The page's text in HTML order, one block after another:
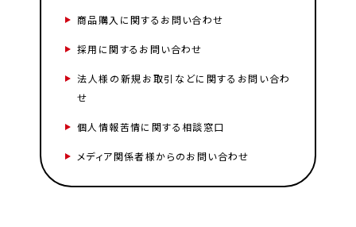
商品購入に関するお問い合わせ
採用に関するお問い合わせ
法人様の新規お取引などに関するお問い合わ
せ
個人情報苦情に関する相談窓口
メディア関係者様からのお問い合わせ